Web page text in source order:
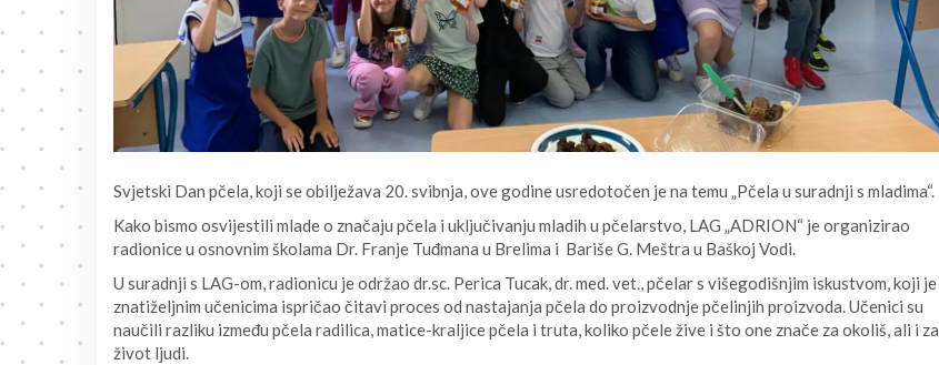
Svjetski Dan pčela, koji se obilježava 20. svibnja, ove godine usredotočen je na temu „Pčela u suradnji s mladima“.
Kako bismo osvijestili mlade o značaju pčela i uključivanju mladih u pčelarstvo, LAG „ADRION“ je organizirao
radionice u osnovnim školama Dr. Franje Tuđmana u Brelima i Bariše G. Meštra u Baškoj Vodi.
U suradnji s LAG-om, radionicu je održao dr.sc. Perica Tucak, dr. med. vet., pčelar s višegodišnjim iskustvom, koji je
znatiželjnim učenicima ispričao čitavi proces od nastajanja pčela do proizvodnje pčelinjih proizvoda. Učenici su
naučili razliku između pčela radilica, matice-kraljice pčela i truta, koliko pčele žive i što one znače za okoliš, ali i za
život ljudi.